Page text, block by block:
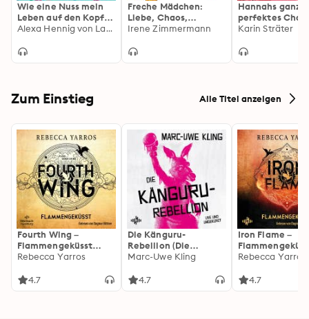
Wie eine Nuss mein
Leben auf den Kopf
stellte
Alexa Hennig von Lange
Freche Mädchen:
Liebe, Chaos,
Schmetterlinge
Irene Zimmermann
Hannahs ganz
perfektes
Karin Sträter
Zum Einstieg Alle Titel anzeigen
Fourth Wing –
Flammengeküsst
(Flammengeküsst-
Rebecca Yarros
4.7
Die Känguru-
Rebellion (Die
Känguru-Werke 5)
Marc-Uwe Kling
4.7
Iron Flame –
heißersehnte
Rebecca Yarros
4.7